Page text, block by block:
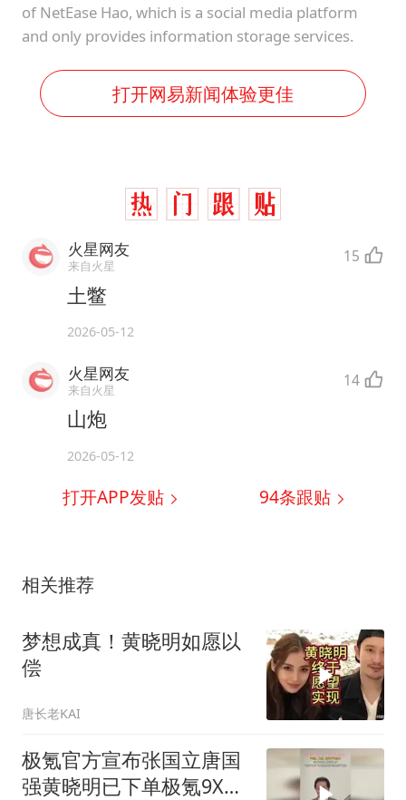
of NetEase Hao, which is a social media platform
and only provides information storage services.
打开网易新闻体验更佳
火星网友
来自火星 15
土鳖
2026-05-12
火星网友
来自火星 14
山炮
2026-05-12
打开APP发贴 94条跟贴
相关推荐
梦想成真！黄晓明如愿以
偿
唐长老KAI
极氪官方宣布张国立唐国
强黄晓明已下单极氪9X五